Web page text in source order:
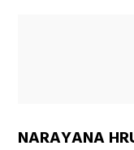
NARAYANA